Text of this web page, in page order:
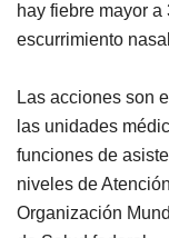
hay fiebre mayor
escurrimiento
Las acciones son
las unidades
funciones de
niveles de
Organización